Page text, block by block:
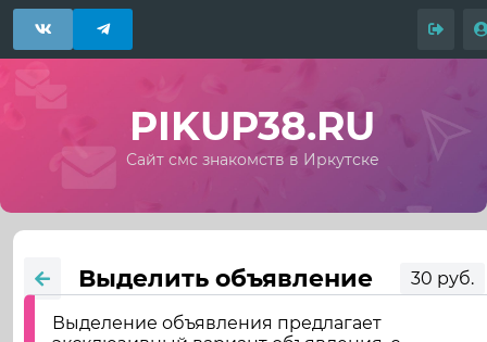
PIKUP38.RU
Сайт смс знакомств в Иркутске
Выделить объявление 30 руб.
Выделение объявления предлагает